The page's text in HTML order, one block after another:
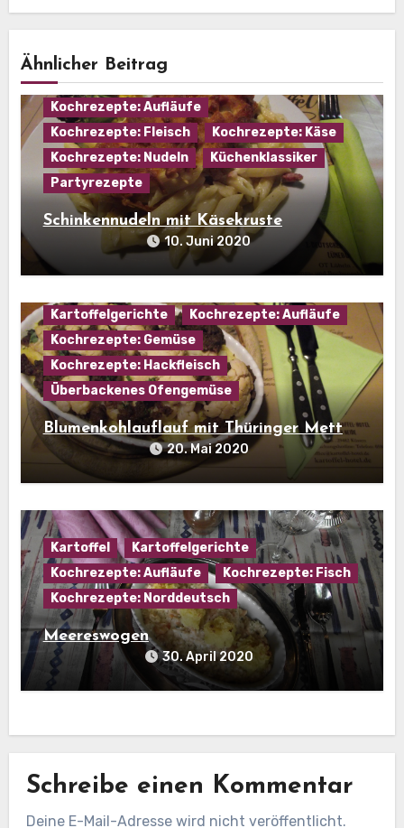
Ähnlicher Beitrag
Kochrezepte: Aufläufe
Kochrezepte: Fleisch
Kochrezepte: Käse
Kochrezepte: Nudeln
Küchenklassiker
Partyrezepte
Schinkennudeln mit Käsekruste
10. Juni 2020
Kartoffelgerichte
Kochrezepte: Aufläufe
Kochrezepte: Gemüse
Kochrezepte: Hackfleisch
Überbackenes Ofengemüse
Blumenkohlauflauf mit Thüringer Mett
20. Mai 2020
Kartoffel
Kartoffelgerichte
Kochrezepte: Aufläufe
Kochrezepte: Fisch
Kochrezepte: Norddeutsch
Meereswogen
30. April 2020
Schreibe einen Kommentar
Deine E-Mail-Adresse wird nicht veröffentlicht.